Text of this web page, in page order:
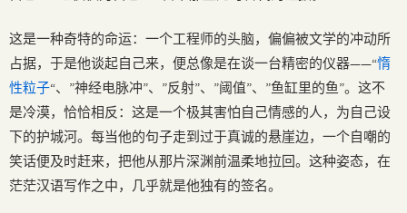
这是一种奇特的命运：一个工程师的头脑，偏偏被文学的冲动所
占据，于是他谈起自己来，便总像是在谈一台精密的仪器——“惰
性粒子“、”神经电脉冲”、”反射”、”阈值”、”鱼缸里的鱼”。这不
是冷漠，恰恰相反：这是一个极其害怕自己情感的人，为自己设
下的护城河。每当他的句子走到过于真诚的悬崖边，一个自嘲的
笑话便及时赶来，把他从那片深渊前温柔地拉回。这种姿态，在
茫茫汉语写作之中，几乎就是他独有的签名。